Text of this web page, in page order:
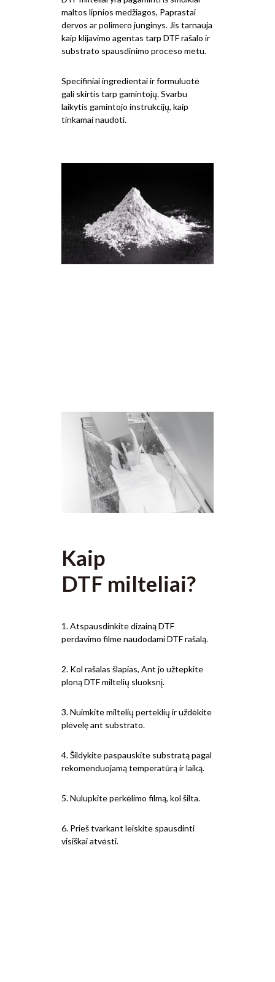
maltos lipnios medžiagos, Paprastai
dervos ar polimero junginys. Jis tarnauja
kaip klijavimo agentas tarp DTF rašalo ir
substrato spausdinimo proceso metu.
Specifiniai ingredientai ir formuluotė
gali skirtis tarp gamintojų. Svarbu
laikytis gamintojo instrukcijų, kaip
tinkamai naudoti.
Kaip
DTF milteliai?
1. Atspausdinkite dizainą DTF
perdavimo filme naudodami DTF rašalą.
2. Kol rašalas šlapias, Ant jo užtepkite
ploną DTF miltelių sluoksnį.
3. Nuimkite miltelių perteklių ir uždėkite
plėvelę ant substrato.
4. Šildykite paspauskite substratą pagal
rekomenduojamą temperatūrą ir laiką.
5. Nulupkite perkėlimo filmą, kol šilta.
6. Prieš tvarkant leiskite spausdinti
visiškai atvėsti.